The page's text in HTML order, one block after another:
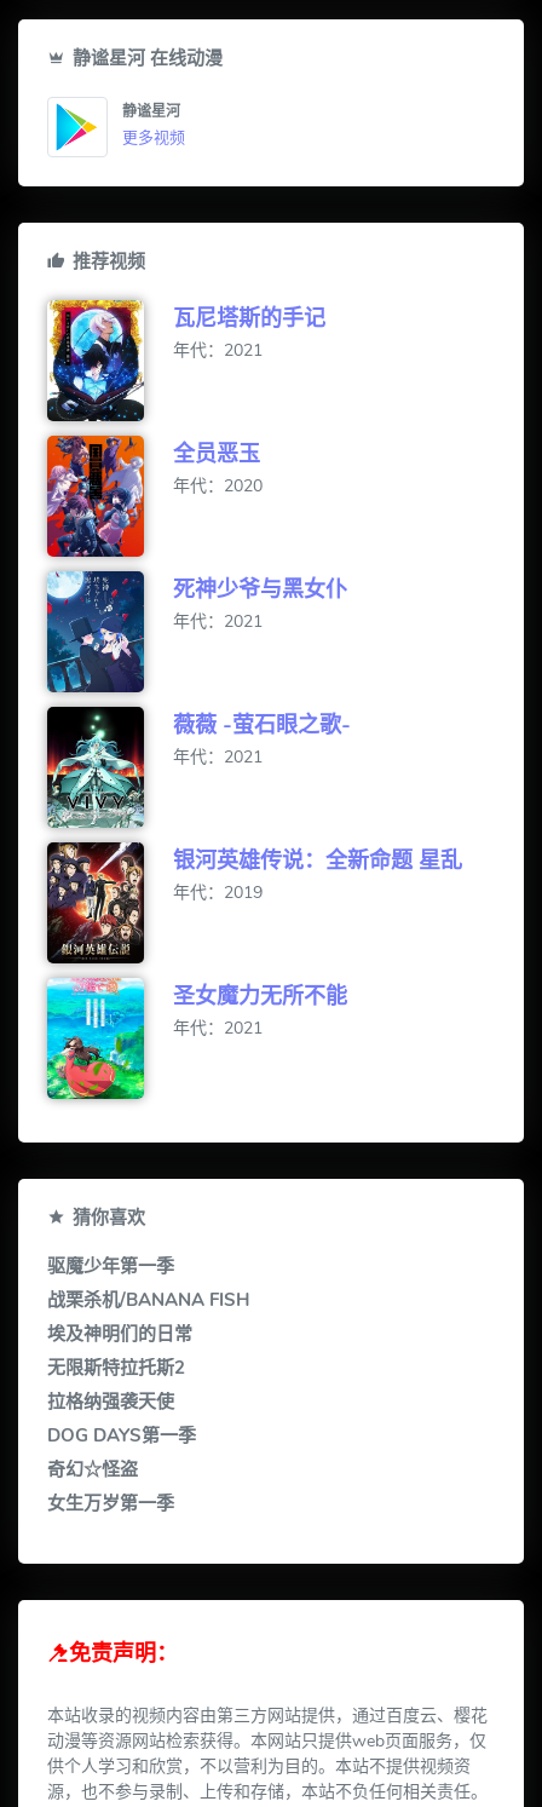
静谧星河 在线动漫
静谧星河
更多视频
推荐视频
瓦尼塔斯的手记
年代：2021
全员恶玉
年代：2020
死神少爷与黑女仆
年代：2021
薇薇 -萤石眼之歌-
年代：2021
银河英雄传说：全新命题 星乱
年代：2019
圣女魔力无所不能
年代：2021
猜你喜欢
驱魔少年第一季
战栗杀机/BANANA FISH
埃及神明们的日常
无限斯特拉托斯2
拉格纳强袭天使
DOG DAYS第一季
奇幻☆怪盗
女生万岁第一季
免责声明：
本站收录的视频内容由第三方网站提供，通过百度云、樱花
动漫等资源网站检索获得。本网站只提供web页面服务，仅
供个人学习和欣赏，不以营利为目的。本站不提供视频资
源，也不参与录制、上传和存储，本站不负任何相关责任。